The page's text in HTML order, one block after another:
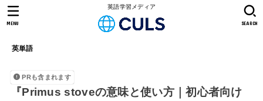
英語学習メディア
英単語
SEARCH
MENU
PRも含まれます
『Primus stoveの意味と使い方｜初心者向け